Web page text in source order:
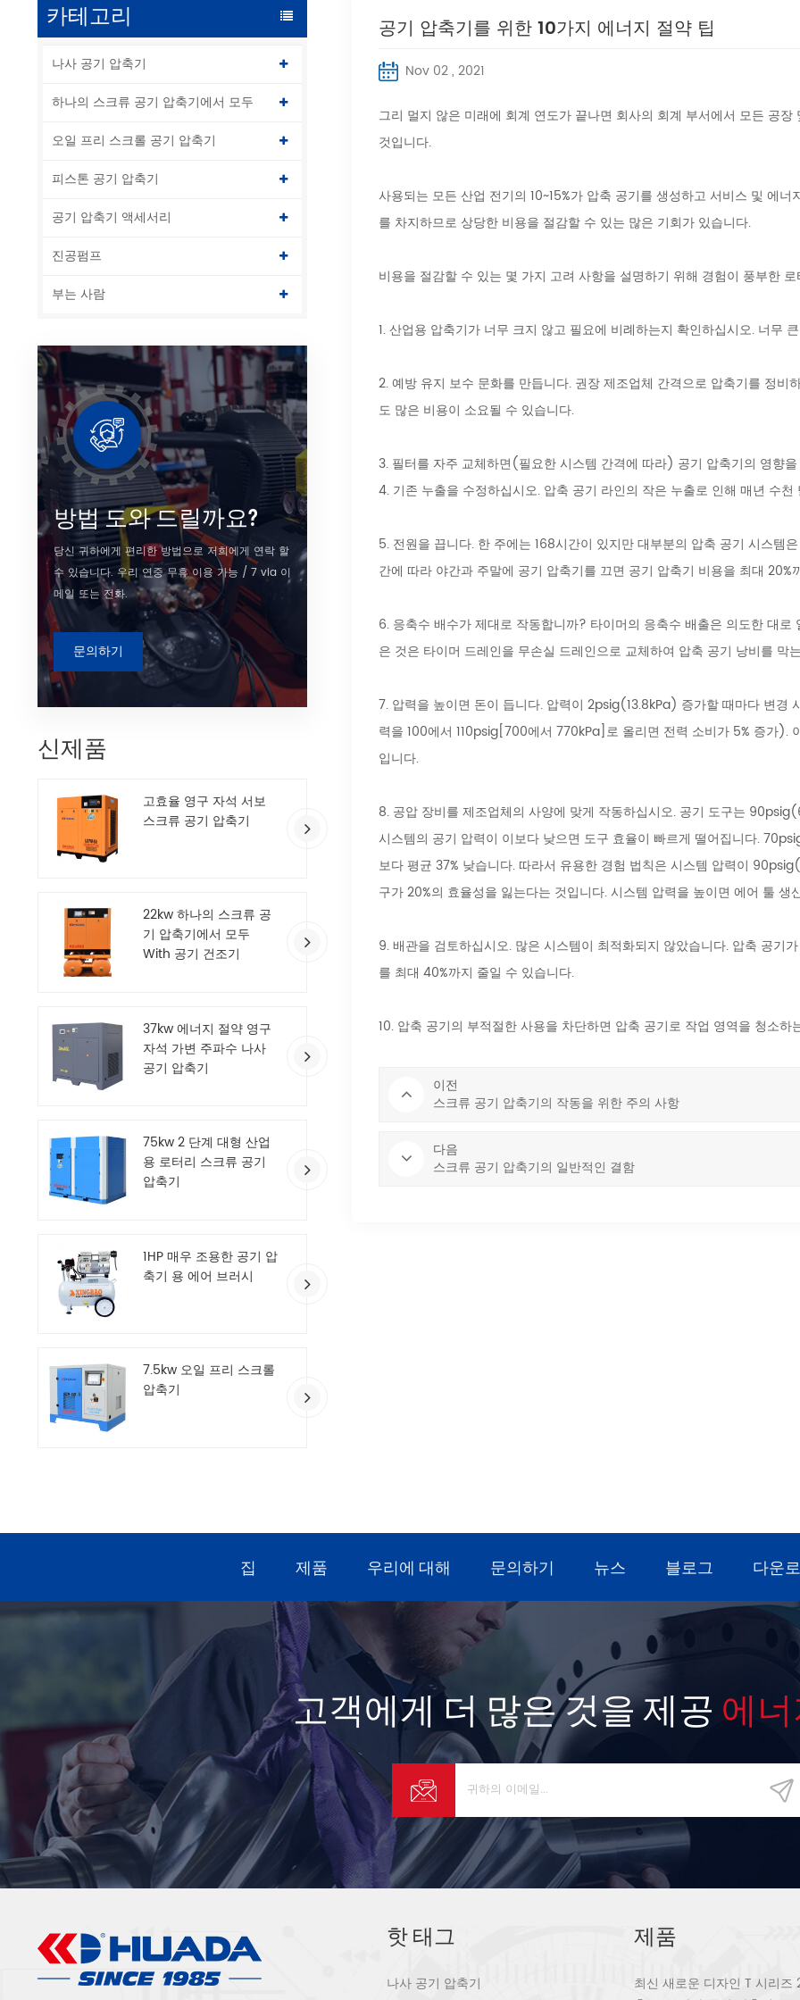
카테고리
나사 공기 압축기
하나의 스크류 공기 압축기에서 모두
오일 프리 스크롤 공기 압축기
피스톤 공기 압축기
공기 압축기 액세서리
진공펌프
부는 사람
방법 도와 드릴까요?
당신 귀하에게 편리한 방법으로 저희에게 연락 할
수 있습니다. 우리 연중 무휴 이용 가능 / 7 via 이
메일 또는 전화.
문의하기
신제품
고효율 영구 자석 서보
스크류 공기 압축기
22kw 하나의 스크류 공
기 압축기에서 모두
With 공기 건조기
37kw 에너지 절약 영구
자석 가변 주파수 나사
공기 압축기
75kw 2 단계 대형 산업
용 로터리 스크류 공기
압축기
1HP 매우 조용한 공기 압
축기 용 에어 브러시
7.5kw 오일 프리 스크롤
압축기
공기 압축기를 위한 10가지 에너지 절약 팁
Nov 02 , 2021
그리 멀지 않은 미래에 회계 연도가 끝나면 회사의 회계 부서에서 모든 공
것입니다.
사용되는 모든 산업 전기의 10~15%가 압축 공기를 생성하고 서비스 및 에
를 차지하므로 상당한 비용을 절감할 수 있는 많은 기회가 있습니다.
비용을 절감할 수 있는 몇 가지 고려 사항을 설명하기 위해 경험이 풍부한
1.산업용 압축기가 너무 크지 않고 필요에 비례하는지 확인하십시오. 너무
2.예방 유지 보수 문화를 만듭니다. 권장 제조업체 간격으로 압축기를 정비
도 많은 비용이 소요될 수 있습니다.
3. 필터를 자주 교체하면(필요한 시스템 간격에 따라) 공기 압축기의 영향
4. 기존 누출을 수정하십시오. 압축 공기 라인의 작은 누출로 인해 매년 수
5. 전원을 끕니다. 한 주에는 168시간이 있지만 대부분의 압축 공기 시스템
간에 따라 야간과 주말에 공기 압축기를 끄면 공기 압축기 비용을 최대 20%
6. 응축수 배수가 제대로 작동합니까? 타이머의 응축수 배출은 의도한 대
은 것은 타이머 드레인을 무손실 드레인으로 교체하여 압축 공기 낭비를 막
7. 압력을 높이면 돈이 듭니다. 압력이 2psig(13.8kPa) 증가할 때마다 변경
력을 100에서 110psig[700에서 770kPa]로 올리면 전력 소비가 5% 증가).
입니다.
8. 공압 장비를 제조업체의 사양에 맞게 작동하십시오. 공기 도구는
시스템의 공기 압력이 이보다 낮으면 도구 효율이 빠르게 떨어집니다.
보다 평균 37% 낮습니다. 따라서 유용한 경험 법칙은 시스템 압력이
구가 20%의 효율성을 잃는다는 것입니다. 시스템 압력을 높이면 에어 툴
9.배관을 검토하십시오. 많은 시스템이 최적화되지 않았습니다. 압축 공기
를 최대 40%까지 줄일 수 있습니다.
10. 압축 공기의 부적절한 사용을 차단하면 압축 공기로 작업 영역을 청소
이전
스크류 공기 압축기의 작동을 위한 주의 사항
다음
스크류 공기 압축기의 일반적인 결함
집 제품 우리에 대해 문의하기 뉴스 블로그 다운
고객에게 더 많은 것을 제공 에
핫 태그
나사 공기 압축기
제품
최신 새로운 디자인 T 시리즈